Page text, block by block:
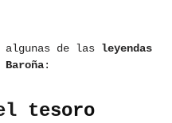
algunas de las leyendas
:
tesoro